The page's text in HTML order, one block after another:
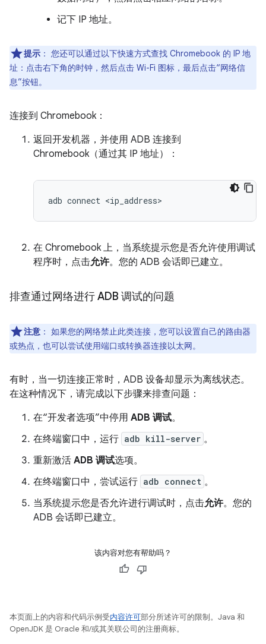
记下 IP 地址。
提示 ： 您还可以通过以下快速方式查找 Chromebook 的 IP 地
址：点击右下角的时钟，然后点击 Wi-Fi 图标，最后点击“网络信
息”按钮。
连接到 Chromebook：
返回开发机器，并使用 ADB 连接到
Chromebook（通过其 IP 地址）：
adb connect <ip_address
在 Chromebook 上，当系统提示您是否允许使用调试
程序时，点击允许。您的 ADB 会话即已建立。
排查通过网络进行 ADB 调试的问题
注意 ： 如果您的网络禁止此类连接，您可以设置自己的路由器
或热点，也可以尝试使用端口或转换器连接以太网。
有时，当一切连接正常时，ADB 设备却显示为离线状态。
在这种情况下，请完成以下步骤来排查问题：
在“开发者选项”中停用 ADB 调试。
在终端窗口中，运行 adb kill-server 。
重新激活 ADB 调试选项。
在终端窗口中，尝试运行 adb connect 。
当系统提示您是否允许进行调试时，点击允许。您的
ADB 会话即已建立。
该内容对您有帮助吗？
本页面上的内容和代码示例受内容许可部分所述许可的限制。Java 和
OpenJDK 是 Oracle 和/或其关联公司的注册商标。